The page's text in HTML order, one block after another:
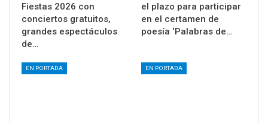
Fiestas 2026 con
conciertos gratuitos,
grandes espectáculos
de…
el plazo para participar
en el certamen de
poesía ‘Palabras de…
EN PORTADA EN PORTADA